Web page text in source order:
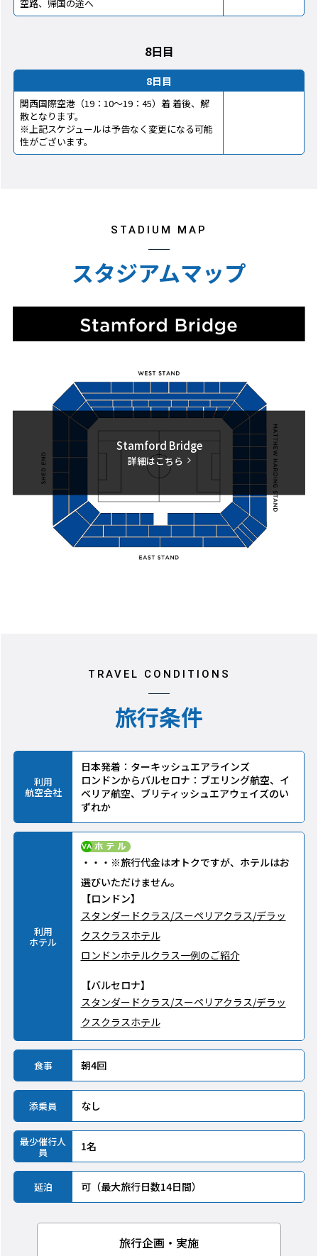
空路、帰国の途へ
8日目
8日目
関西国際空港（19：10～19：45）着 着後、解
散となります。
※上記スケジュールは予告なく変更になる可能
性がございます。
STADIUM MAP
スタジアムマップ
Stamford Bridge
詳細はこちら
TRAVEL CONDITIONS
旅行条件
利用
航空会社
日本発着：ターキッシュエアラインズ
ロンドンからバルセロナ：ブエリング航空、イ
ベリア航空、ブリティッシュエアウェイズのい
ずれか
利用
ホテル
・・・※旅行代金はオトクですが、ホテルはお
選びいただけません。
【ロンドン】
スタンダードクラス/スーペリアクラス/デラッ
クスクラスホテル
ロンドンホテルクラス一例のご紹介
【バルセロナ】
スタンダードクラス/スーペリアクラス/デラッ
クスクラスホテル
食事 朝4回
添乗員 なし
最少催行人
員 1名
延泊 可（最大旅行日数14日間）
旅行企画・実施